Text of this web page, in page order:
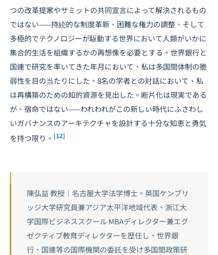
つの改革提案やサミットの共同宣言によって解決されるもの
ではない——持続的な制度革新、困難な権力の調整、そして
多極的でテクノロジーが駆動する世界において人類がいかに
集合的生活を組織するかの再想像を必要とする。世界銀行と
国連で研究を率いてきた年月において、私は多国間体制の脆
弱性を目の当たりにした。8名の学者との対話において、私
は再構築のための知的資源を見出した。断片化は現実である
が、宿命ではない——われわれがこの新しい時代にふさわし
いガバナンスのアーキテクチャを設計する十分な知恵と勇気
を持つ限り。 [12]
陳弘益 教授｜名古屋大学法学博士。英国ケンブリ
ッジ大学研究員兼アジア太平洋地域代表、浙江大
学国際ビジネススクール MBAディレクター兼エグ
ゼクティブ教育ディレクターを歴任し、世界銀
行、国連等の国際機関の委託を受け多国間政策研